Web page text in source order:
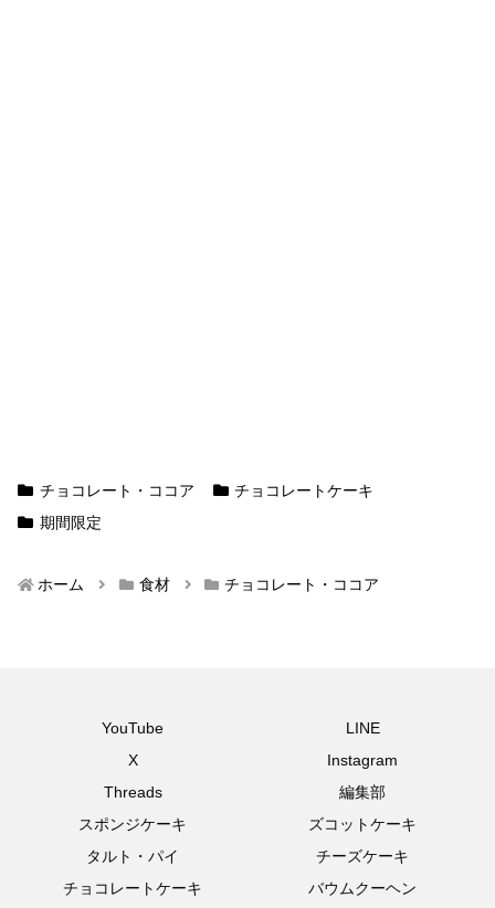
チョコレート・ココア
チョコレートケーキ
期間限定
ホーム 食材 チョコレート・ココア
YouTube
LINE
X
Instagram
Threads
編集部
スポンジケーキ
ズコットケーキ
タルト・パイ
チーズケーキ
チョコレートケーキ
バウムクーヘン